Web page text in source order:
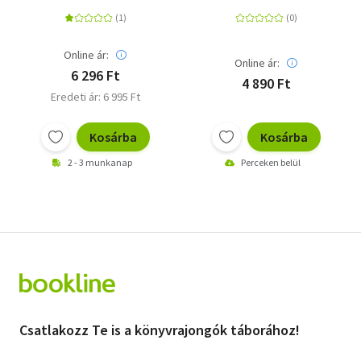
Online ár:
6 296 Ft
Eredeti ár: 6 995 Ft
Kosárba
2 - 3 munkanap
Online ár:
4 890 Ft
Kosárba
Perceken belül
Csatlakozz Te is a könyvrajongók táborához!